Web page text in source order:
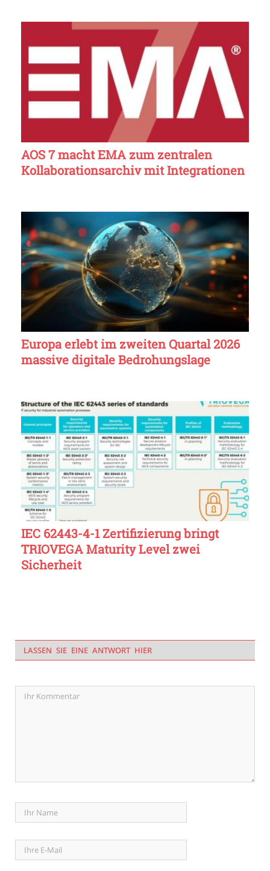
AOS 7 macht EMA zum zentralen
Kollaborationsarchiv mit Integrationen
Europa erlebt im zweiten Quartal 2026
massive digitale Bedrohungslage
IEC 62443-4-1 Zertifizierung bringt
TRIOVEGA Maturity Level zwei
Sicherheit
LASSEN SIE EINE ANTWORT HIER